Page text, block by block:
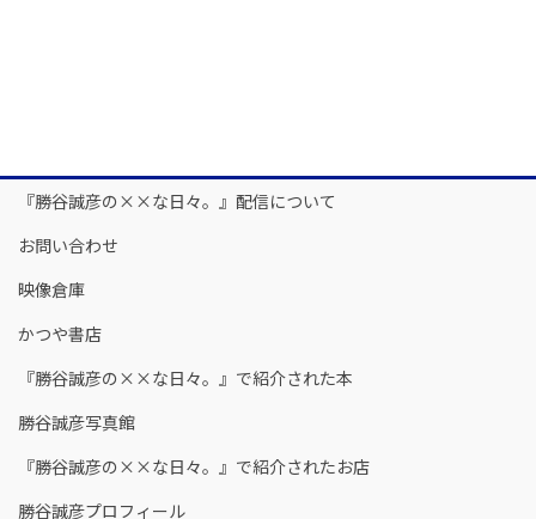
『勝谷誠彦の××な日々。』配信について
お問い合わせ
映像倉庫
かつや書店
『勝谷誠彦の××な日々。』で紹介された本
勝谷誠彦写真館
『勝谷誠彦の××な日々。』で紹介されたお店
勝谷誠彦プロフィール